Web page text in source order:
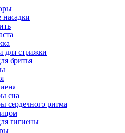
для стрижки
бритья
сна
сердечного ритма
гигиены